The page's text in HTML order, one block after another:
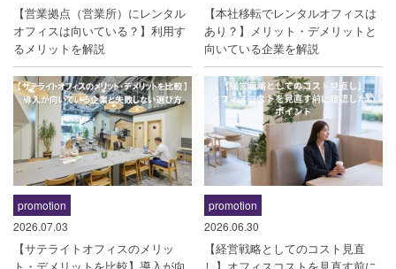
【営業拠点（営業所）にレンタル
オフィスは向いている？】利用す
るメリットを解説
【本社移転でレンタルオフィスは
あり？】メリット・デメリットと
向いている企業を解説
promotion
2026.07.03
【サテライトオフィスのメリッ
promotion
2026.06.30
【経営戦略としてのコスト見直